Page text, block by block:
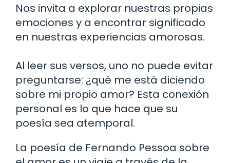
Nos invita a explorar nuestras propias
emociones y a encontrar significado
en nuestras experiencias amorosas.
Al leer sus versos, uno no puede evitar
preguntarse: ¿qué me está diciendo
sobre mi propio amor? Esta conexión
personal es lo que hace que su
poesía sea atemporal.
La poesía de Fernando Pessoa sobre